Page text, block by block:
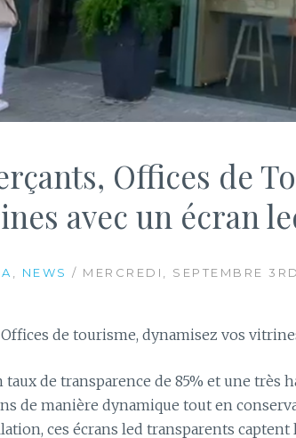
Offices de
avec un écran
NEWS / MERCREDI, SEPTEMBRE
de tourisme, dynamisez vos
taux de transparence de 85% et une
de manière dynamique tout en
ces écrans led transparents